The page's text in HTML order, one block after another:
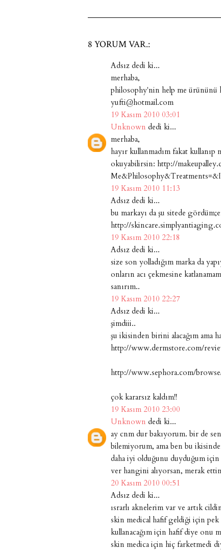
8 YORUM VAR.:
Adsız dedi ki...
merhaba,
philosophy'nin help me ürününü
yufti@hotmail.com
19 Kasım 2010 03:01
Unknown dedi ki...
merhaba,
hayır kullanmadım fakat
okuyabilirsin: http://
19 Kasım 2010 11:13
Adsız dedi ki...
bu markayı da şu sitede
http://
19 Kasım 2010 22:18
Adsız dedi ki...
size son yolladığım marka da
onların acı çekmesine
sanırım..
19 Kasım 2010 22:27
Adsız dedi ki...
şimdiii..
şu ikisinden birini alacağım ama
http://www.dermstore.com/
http://www.sephora.com/
çok kararsız kaldım!!
19 Kasım 2010 23:00
Unknown dedi ki...
ay cnm dur bakıyorum. bir de
bilemiyorum, ama ben bu
daha iyi olduğunu duyduğum için
ver hangini alıyorsan, merak
20 Kasım 2010 00:51
Adsız dedi ki...
ısrarlı aknelerim var ve artık
skin medical hafif geldiği için
kullanacağım için hafif diye onu
skin medica için hiç farketmedi